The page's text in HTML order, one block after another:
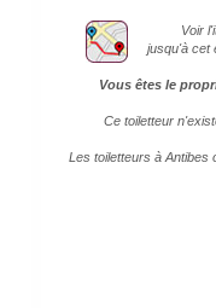
Voir
jusqu'à cet
Vous êtes le
Ce toiletteur
Les toiletteurs à Antibes